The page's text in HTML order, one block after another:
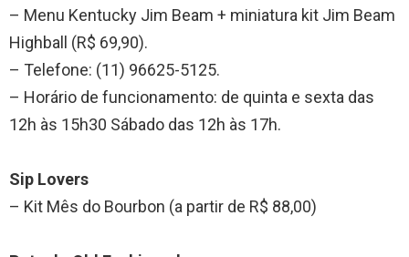
– Menu Kentucky Jim Beam + miniatura kit Jim Beam
Highball (R$ 69,90).
– Telefone: (11) 96625-5125.
– Horário de funcionamento: de quinta e sexta das
12h às 15h30 Sábado das 12h às 17h.
Sip Lovers
– Kit Mês do Bourbon (a partir de R$ 88,00)